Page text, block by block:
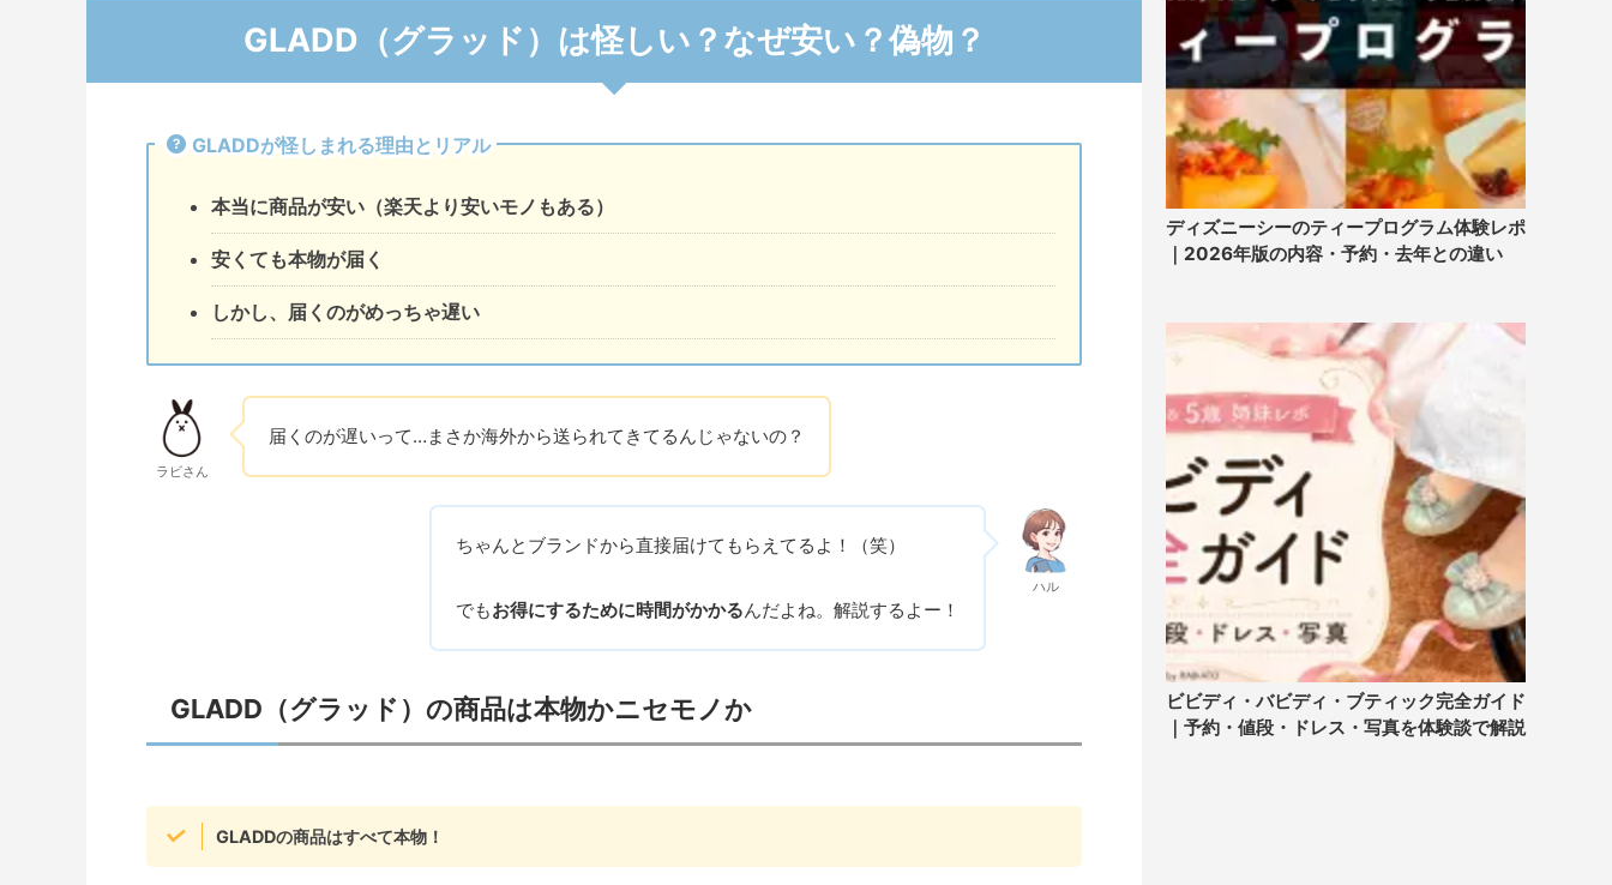
GLADD（グラッド）は怪しい？なぜ安い？偽物？
GLADDが怪しまれる理由とリアル
本当に商品が安い（楽天より安いモノもある）
安くても本物が届く
しかし、届くのがめっちゃ遅い
ラビさん
届くのが遅いって…まさか海外から送られてきてるんじゃないの？
ちゃんとブランドから直接届けてもらえてるよ！（笑）
でもお得にするために時間がかかるんだよね。解説するよー！
ハル
GLADD（グラッド）の商品は本物かニセモノか
GLADDの商品はすべて本物！
ディズニーシーのティープログラム体験レポ
｜2026年版の内容・予約・去年との違い
ビビディ・バビディ・ブティック完全ガイド
｜予約・値段・ドレス・写真を体験談で解説